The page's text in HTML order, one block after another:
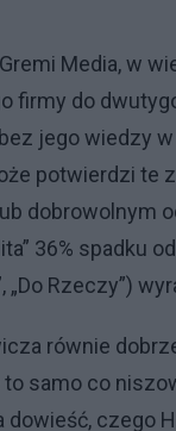
Media, w
firmy do
jego wiedzy
potwierdzi te
dobrowolnym
36% spadku
Rzeczy”)
równie
samo co
czego